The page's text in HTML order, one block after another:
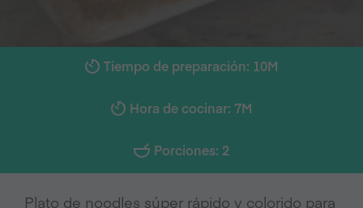
Tiempo de preparación: 10M
Hora de cocinar: 7M
Porciones: 2
Plato de noodles súper rápido y colorido para